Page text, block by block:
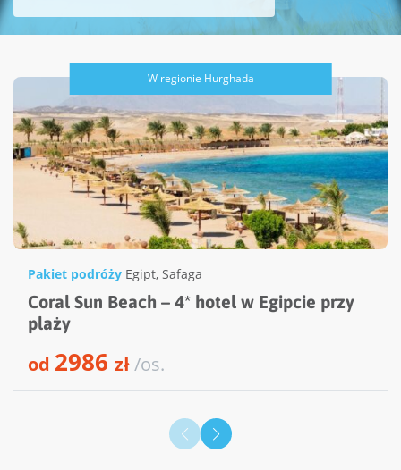
W regionie Hurghada
Pakiet podróży Egipt, Safaga
Coral Sun Beach – 4* hotel w Egipcie przy
plaży
od 2986 zł/os.